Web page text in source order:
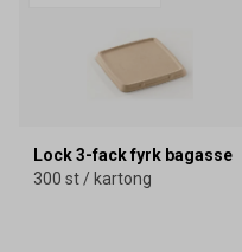
Lock 3-fack fyrk bagasse
300 st / kartong